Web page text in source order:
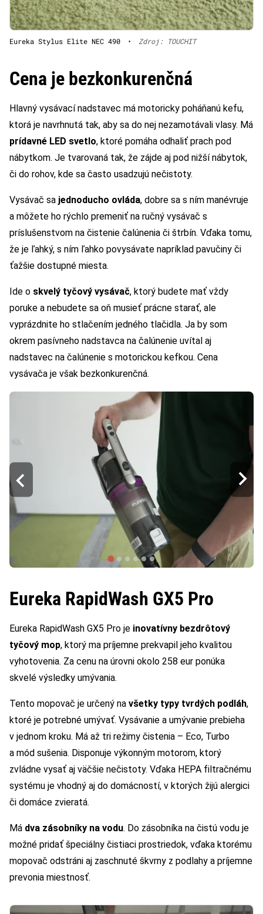
Eureka Stylus Elite NEC 490 • Zdroj: TOUCHIT
Cena je bezkonkurenčná
Hlavný vysávací nadstavec má motoricky poháňanú kefu,
ktorá je navrhnutá tak, aby sa do nej nezamotávali vlasy. Má
prídavné LED svetlo, ktoré pomáha odhaliť prach pod
nábytkom. Je tvarovaná tak, že zájde aj pod nižší nábytok,
či do rohov, kde sa často usadzujú nečistoty.
Vysávač sa jednoducho ovláda, dobre sa s ním manévruje
a môžete ho rýchlo premeniť na ručný vysávač s
príslušenstvom na čistenie čalúnenia či štrbín. Vďaka tomu,
že je ľahký, s ním ľahko povysávate napríklad pavučiny či
ťažšie dostupné miesta.
Ide o skvelý tyčový vysávač, ktorý budete mať vždy
poruke a nebudete sa oň musieť prácne starať, ale
vyprázdnite ho stlačením jedného tlačidla. Ja by som
okrem pasívneho nadstavca na čalúnenie uvítal aj
nadstavec na čalúnenie s motorickou kefkou. Cena
vysávača je však bezkonkurenčná.
Eureka RapidWash GX5 Pro
Eureka RapidWash GX5 Pro je inovatívny bezdrôtový
tyčový mop, ktorý ma príjemne prekvapil jeho kvalitou
vyhotovenia. Za cenu na úrovni okolo 258 eur ponúka
skvelé výsledky umývania.
Tento mopovač je určený na všetky typy tvrdých podláh,
ktoré je potrebné umývať. Vysávanie a umývanie prebieha
v jednom kroku. Má až tri režimy čistenia – Eco, Turbo
a mód sušenia. Disponuje výkonným motorom, ktorý
zvládne vysať aj väčšie nečistoty. Vďaka HEPA filtračnému
systému je vhodný aj do domácností, v ktorých žijú alergici
či domáce zvieratá.
Má dva zásobníky na vodu. Do zásobníka na čistú vodu je
možné pridať špeciálny čistiaci prostriedok, vďaka ktorému
mopovač odstráni aj zaschnuté škvrny z podlahy a príjemne
prevonia miestnosť.